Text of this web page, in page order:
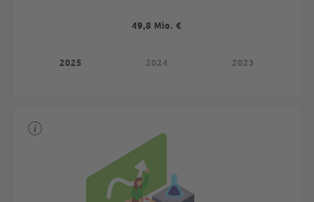
49,8 Mio. €
2025 2024 2023